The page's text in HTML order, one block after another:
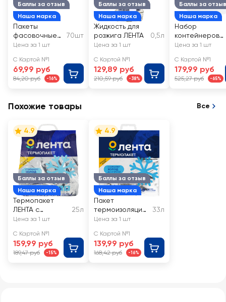
Баллы за отзыв
Наша марка
Пакеты
фасовочные
ЛЕНТА 24х40см
70шт
Цена за 1 шт
С Картой №1
69,99 руб
84,20 руб -16%
Баллы за отзыв
Наша марка
Жидкость для
розжига ЛЕНТА
0,5л
Цена за 1 шт
С Картой №1
129,89 руб
210,59 руб -38%
Баллы за отзыв
Наша марка
Набор
контейнеров
ЛЕНТА
/1.55л/2.65л
Цена за 1 шт
С Картой №1
179,99 руб
525,27 руб -65%
Похожие товары Все
Баллы за отзыв
Наша марка
4.9
Термопакет
ЛЕНТА с
донными
33х40х18см
25л
Цена за 1 шт
С Картой №1
159,99 руб
189,47 руб -15%
Баллы за отзыв
Наша марка
4.9
Пакет
термоизоляцио
нный ЛЕНТА
33л
Цена за 1 шт
С Картой №1
139,99 руб
168,42 руб -16%